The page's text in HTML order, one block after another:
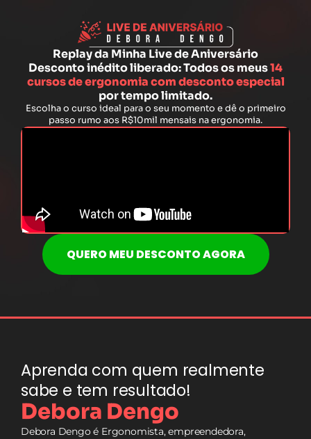
Replay da Minha Live de Aniversário
Desconto inédito liberado:Todos os meus14
cursos de ergonomia com desconto especial
por tempo limitado.
Escolha o curso ideal para o seu momento e dê o primeiro
passo rumo aos R$10mil mensais na ergonomia.
QUERO MEU DESCONTO AGORA
Aprenda com quem realmente
sabe e tem resultado!
Debora Dengo
Debora Dengo é Ergonomista, empreendedora,